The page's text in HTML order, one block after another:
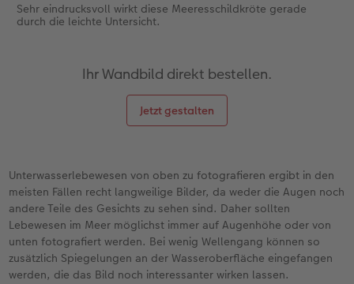
Sehr eindrucksvoll wirkt diese Meeresschildkröte gerade
durch die leichte Untersicht.
Ihr Wandbild direkt bestellen.
Jetzt gestalten
Unterwasserlebewesen von oben zu fotografieren ergibt in den
meisten Fällen recht langweilige Bilder, da weder die Augen noch
andere Teile des Gesichts zu sehen sind. Daher sollten
Lebewesen im Meer möglichst immer auf Augenhöhe oder von
unten fotografiert werden. Bei wenig Wellengang können so
zusätzlich Spiegelungen an der Wasseroberfläche eingefangen
werden, die das Bild noch interessanter wirken lassen.